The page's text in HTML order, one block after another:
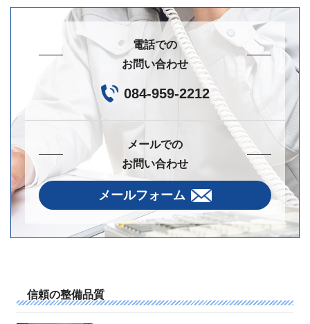
電話での
お問い合わせ
084-959-2212
メールでの
お問い合わせ
メールフォーム
信頼の整備品質